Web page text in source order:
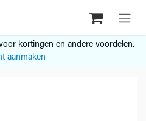
kortingen en andere voordelen.
aanmaken